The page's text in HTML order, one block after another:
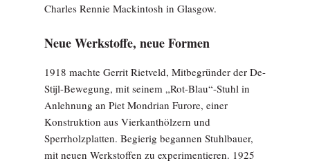
Charles Rennie Mackintosh in Glasgow.
Neue Werkstoffe, neue Formen
1918 machte Gerrit Rietveld, Mitbegründer der De-
Stijl-Bewegung, mit seinem „Rot-Blau“-Stuhl in
Anlehnung an Piet Mondrian Furore, einer
Konstruktion aus Vierkanthölzern und
Sperrholzplatten. Begierig begannen Stuhlbauer,
mit neuen Werkstoffen zu experimentieren. 1925